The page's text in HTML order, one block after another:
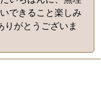
できること楽しみ
りがとうございま